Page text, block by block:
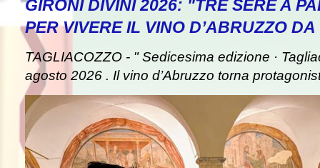
GIRONI DIVINI 2026: "TRE SERE A
PER VIVERE IL VINO D’ABRUZZO
TAGLIACOZZO - " Sedicesima edizione ·
agosto 2026 . Il vino d’Abruzzo torna